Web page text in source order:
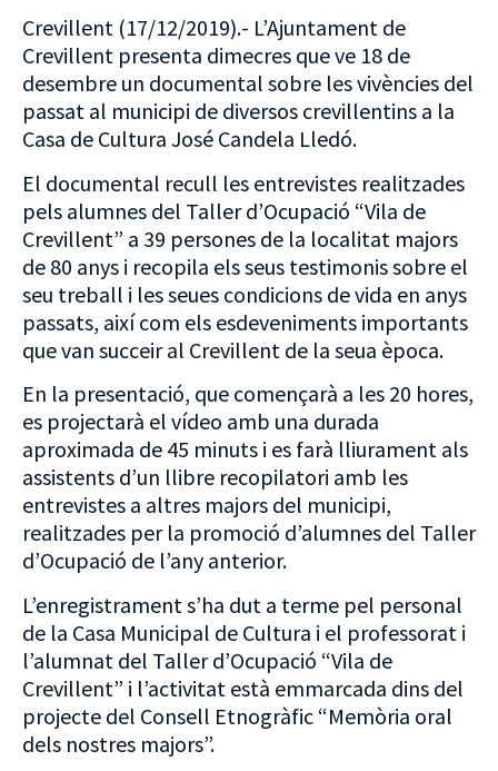
Crevillent (17/12/2019).- L’Ajuntament de
Crevillent presenta dimecres que ve 18 de
desembre un documental sobre les vivències del
passat al municipi de diversos crevillentins a la
Casa de Cultura José Candela Lledó.
El documental recull les entrevistes realitzades
pels alumnes del Taller d’Ocupació “Vila de
Crevillent” a 39 persones de la localitat majors
de 80 anys i recopila els seus testimonis sobre el
seu treball i les seues condicions de vida en anys
passats, així com els esdeveniments importants
que van succeir al Crevillent de la seua època.
En la presentació, que començarà a les 20 hores,
es projectarà el vídeo amb una durada
aproximada de 45 minuts i es farà lliurament als
assistents d’un llibre recopilatori amb les
entrevistes a altres majors del municipi,
realitzades per la promoció d’alumnes del Taller
d’Ocupació de l’any anterior.
L’enregistrament s’ha dut a terme pel personal
de la Casa Municipal de Cultura i el professorat i
l’alumnat del Taller d’Ocupació “Vila de
Crevillent” i l’activitat està emmarcada dins del
projecte del Consell Etnogràfic “Memòria oral
dels nostres majors”.